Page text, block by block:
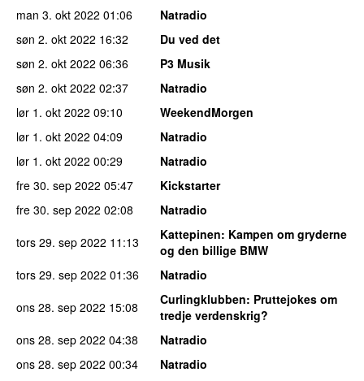
man 3. okt 2022 01:06
Natradio
søn 2. okt 2022 16:32
Du ved det
søn 2. okt 2022 06:36
P3 Musik
søn 2. okt 2022 02:37
Natradio
lør 1. okt 2022 09:10
WeekendMorgen
lør 1. okt 2022 04:09
Natradio
lør 1. okt 2022 00:29
Natradio
fre 30. sep 2022 05:47
Kickstarter
fre 30. sep 2022 02:08
Natradio
tors 29. sep 2022 11:13 Kattepinen: Kampen om gryderne
og den billige BMW
tors 29. sep 2022 01:36
Natradio
ons 28. sep 2022 15:08 Curlingklubben: Pruttejokes om
tredje verdenskrig?
ons 28. sep 2022 04:38
Natradio
ons 28. sep 2022 00:34
Natradio